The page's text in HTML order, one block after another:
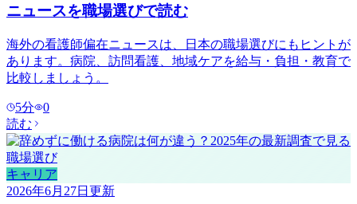
ニュースを職場選びで読む
海外の看護師偏在ニュースは、日本の職場選びにもヒントが
あります。病院、訪問看護、地域ケアを給与・負担・教育で
比較しましょう。
5分
0
読む
キャリア
2026年6月27日 更新